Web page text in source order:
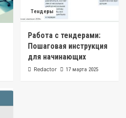
Тендеры
Работа с тендерами:
Пошаговая инструкция
для начинающих
Redactor 17 марта 2025